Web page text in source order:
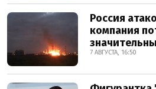
Россия
компания
7 АВГУСТА, 16:50